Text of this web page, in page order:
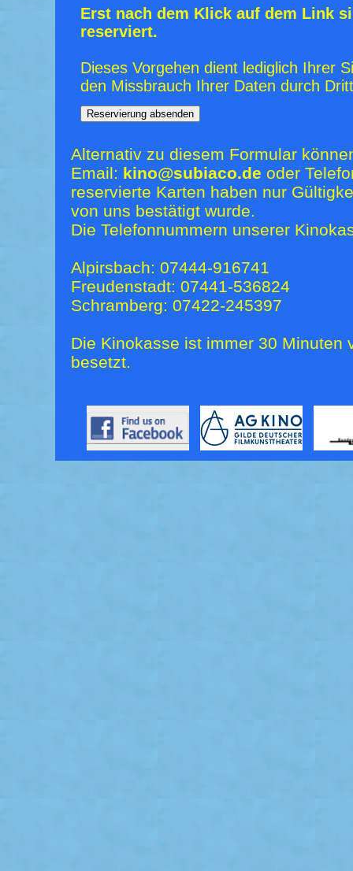
Erst nach dem Klick auf dem Link
reserviert.
Dieses Vorgehen dient lediglich Ihrer
den Missbrauch Ihrer Daten durch
Alternativ zu diesem Formular
Email: kino@subiaco.de oder
reservierte Karten haben nur
von uns bestätigt wurde.
Die Telefonnummern unserer
Alpirsbach: 07444-916741
Freudenstadt: 07441-536824
Schramberg: 07422-245397
Die Kinokasse ist immer 30 Minuten
besetzt.